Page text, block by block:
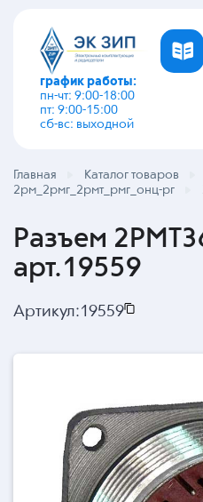
график работы:
пн-чт: 9:00-18:00
пт: 9:00-15:00
сб-вс: выходной
Главная Каталог товаров
2рм_2рмг_2рмт_рмг_онц-рг
Разъем
арт.19559
Артикул:19559